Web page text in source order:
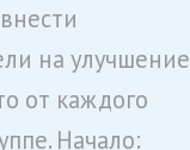
на улучшение
от каждого
Начало: